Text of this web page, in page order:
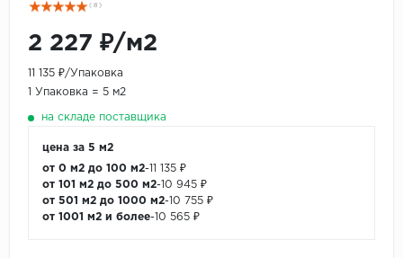
( 8 )
2 227 ₽/м2
11 135 ₽/Упаковка
1 Упаковка = 5 м2
на складе поставщика
цена за 5 м2
от 0 м2 до 100 м2-11 135 ₽
от 101 м2 до 500 м2-10 945 ₽
от 501 м2 до 1000 м2-10 755 ₽
от 1001 м2 и более-10 565 ₽